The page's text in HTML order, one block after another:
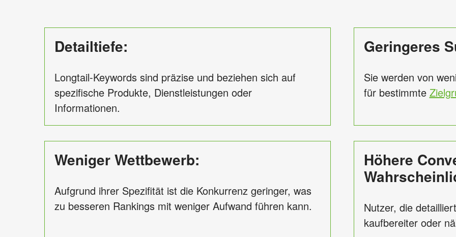
Detailtiefe:
Longtail-Keywords sind präzise und beziehen sich auf
spezifische Produkte, Dienstleistungen oder
Informationen.
Geringeres
Sie werden von
für bestimmte
Weniger Wettbewerb:
Aufgrund ihrer Spezifität ist die Konkurrenz geringer, was
zu besseren Rankings mit weniger Aufwand führen kann.
Höhere
Nutzer, die
kaufbereiter oder